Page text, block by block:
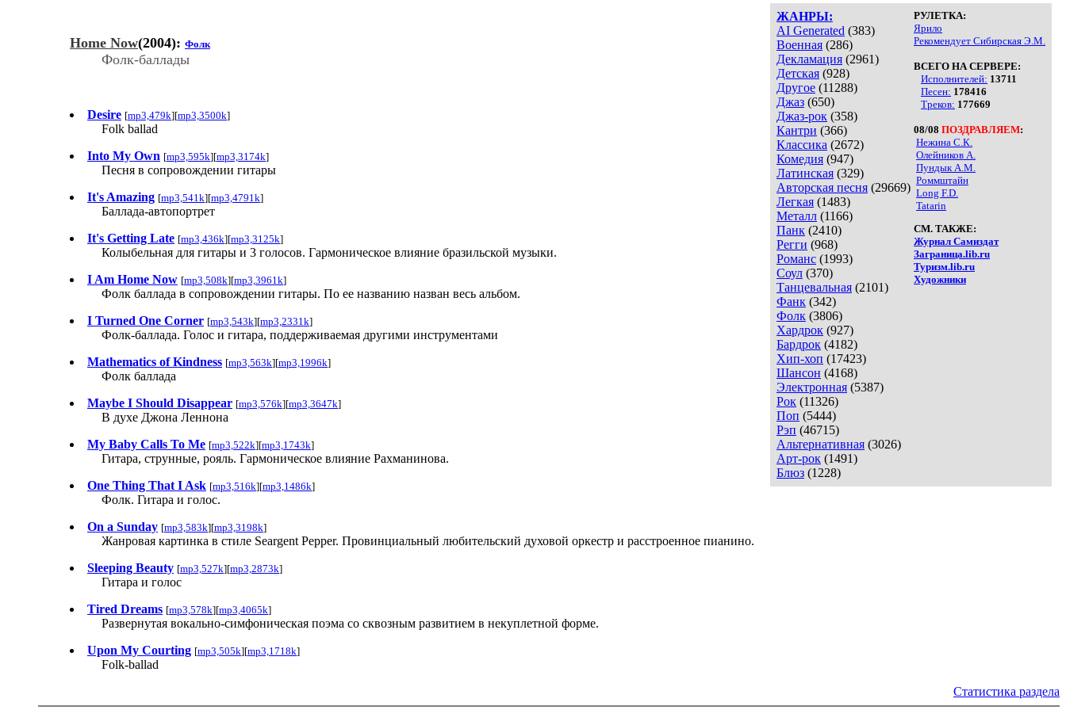
ЖАНРЫ:
AI Generated (383)
Военная (286)
Декламация (2961)
Детская (928)
Другое (11288)
Джаз (650)
Джаз-рок (358)
Кантри (366)
Классика (2672)
Комедия (947)
Латинская (329)
Авторская песня (29669)
Легкая (1483)
Металл (1166)
Панк (2410)
Регги (968)
Романс (1993)
Соул (370)
Танцевальная (2101)
Фанк (342)
Фолк (3806)
Хардрок (927)
Бардрок (4182)
Хип-хоп (17423)
Шансон (4168)
Электронная (5387)
Рок (11326)
Поп (5444)
Рэп (46715)
Альтернативная (3026)
Арт-рок (1491)
Блюз (1228)
РУЛЕТКА:
Ярило
Рекомендует Сибирская Э.М.
ВСЕГО НА СЕРВЕРЕ:
Исполнителей: 13711
Песен: 178416
Треков: 177669
08/08 ПОЗДРАВЛЯЕМ:
Нежина С.К.
Олейников А.
Пундык А.М.
Роммштайн
Long F.D.
Tatarin
СМ. ТАКЖЕ:
Журнал Самиздат
Заграница.lib.ru
Туризм.lib.ru
Художники
Home Now(2004): Фолк
Фолк-баллады
Desire [mp3,479k][mp3,3500k]
Folk ballad
Into My Own [mp3,595k][mp3,3174k]
Песня в сопровождении гитары
It's Amazing [mp3,541k][mp3,4791k]
Баллада-автопортрет
It's Getting Late [mp3,436k][mp3,3125k]
Колыбельная для гитары и 3 голосов. Гармоническое влияние бразильской музыки.
I Am Home Now [mp3,508k][mp3,3961k]
Фолк баллада в сопровождении гитары. По ее названию назван весь альбом.
I Turned One Corner [mp3,543k][mp3,2331k]
Фолк-баллада. Голос и гитара, поддерживаемая другими инструментами
Mathematics of Kindness [mp3,563k][mp3,1996k]
Фолк баллада
Maybe I Should Disappear [mp3,576k][mp3,3647k]
В духе Джона Леннона
My Baby Calls To Me [mp3,522k][mp3,1743k]
Гитара, струнные, рояль. Гармоническое влияние Рахманинова.
One Thing That I Ask [mp3,516k][mp3,1486k]
Фолк. Гитара и голос.
On a Sunday [mp3,583k][mp3,3198k]
Жанровая картинка в стиле Seargent Pepper. Провинциальный любительский духовой оркестр и расстроенное пианино.
Sleeping Beauty [mp3,527k][mp3,2873k]
Гитара и голос
Tired Dreams [mp3,578k][mp3,4065k]
Развернутая вокально-симфоническая поэма со сквозным развитием в некуплетной форме.
Upon My Courting [mp3,505k][mp3,1718k]
Folk-ballad
Статистика раздела